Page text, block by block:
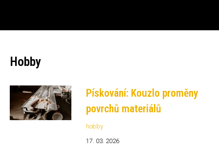
Hobby
Pískování: Kouzlo proměny
povrchů materiálů
hobby
17. 03. 2026